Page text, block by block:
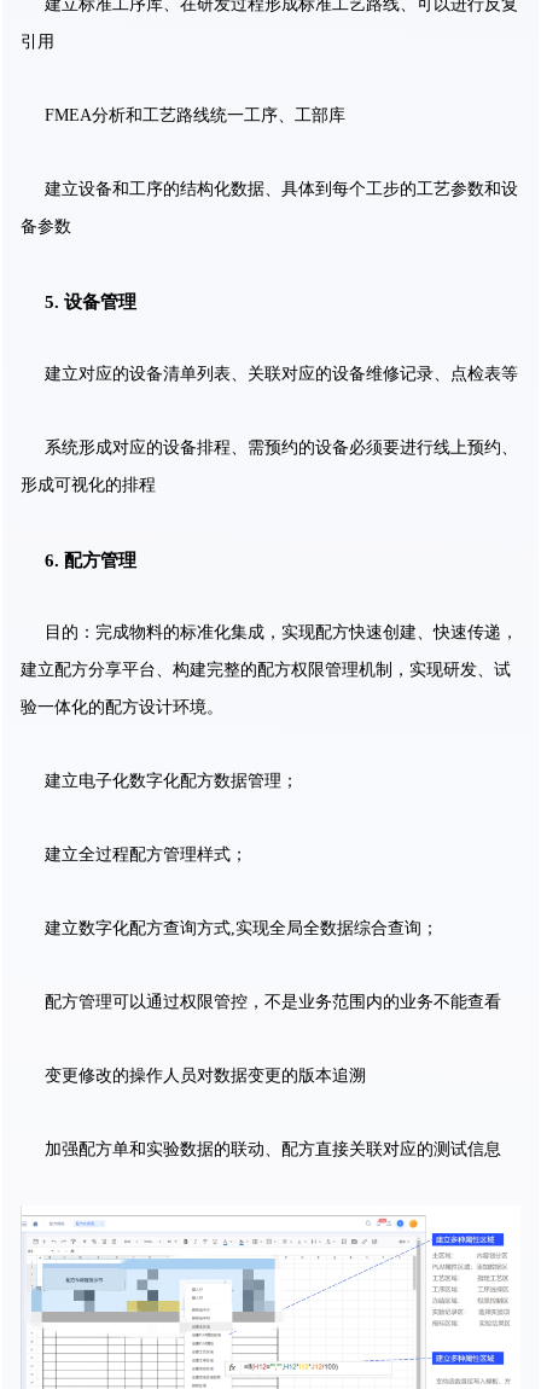
建立标准工序库、在研发过程形成标准工艺路线、可以进行反复
引用
FMEA分析和工艺路线统一工序、工部库
建立设备和工序的结构化数据、具体到每个工步的工艺参数和设
备参数
5. 设备管理
建立对应的设备清单列表、关联对应的设备维修记录、点检表等
系统形成对应的设备排程、需预约的设备必须要进行线上预约、
形成可视化的排程
6. 配方管理
目的：完成物料的标准化集成，实现配方快速创建、快速传递，
建立配方分享平台、构建完整的配方权限管理机制，实现研发、试
验一体化的配方设计环境。
建立电子化数字化配方数据管理；
建立全过程配方管理样式；
建立数字化配方查询方式,实现全局全数据综合查询；
配方管理可以通过权限管控，不是业务范围内的业务不能查看
变更修改的操作人员对数据变更的版本追溯
加强配方单和实验数据的联动、配方直接关联对应的测试信息